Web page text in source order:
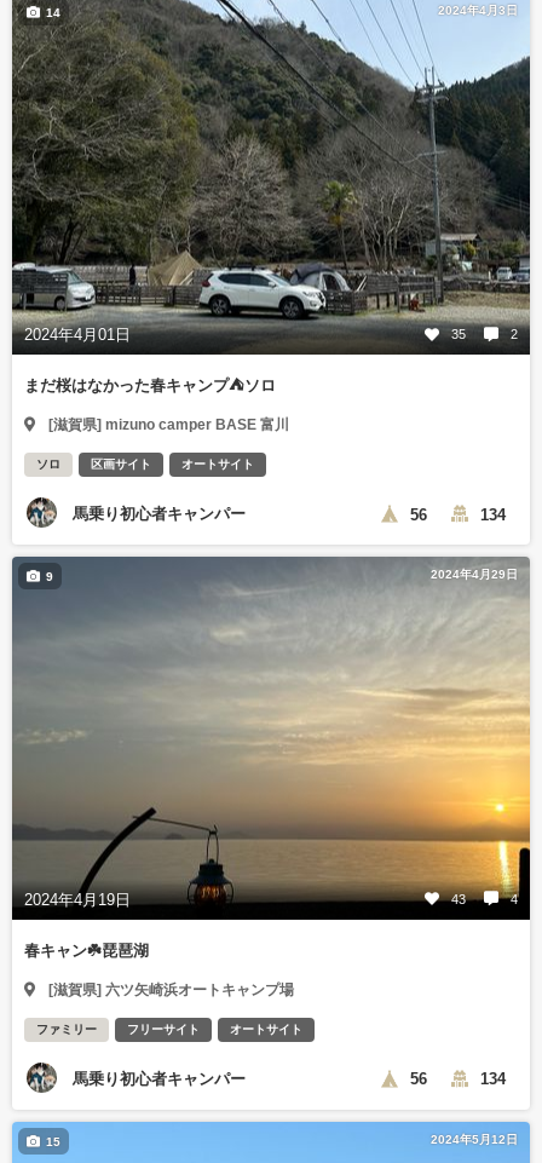
2024年4月3日
2024年4月01日 35 2
14
まだ桜はなかった春キャンプ⛺️ソロ
[滋賀県] mizuno camper BASE 富川
ソロ 区画サイト オートサイト
馬乗り初心者キャンパー 56 134
2024年4月29日
2024年4月19日 43 4
9
春キャン☘️琵琶湖
[滋賀県] 六ツ矢崎浜オートキャンプ場
ファミリー フリーサイト オートサイト
馬乗り初心者キャンパー 56 134
2024年5月12日
15